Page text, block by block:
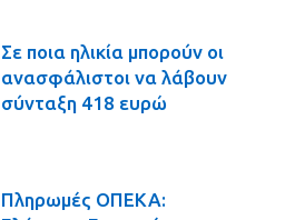
Σε ποια ηλικία μπορούν οι
ανασφάλιστοι να λάβουν
σύνταξη 418 ευρώ
Πληρωμές ΟΠΕΚΑ: